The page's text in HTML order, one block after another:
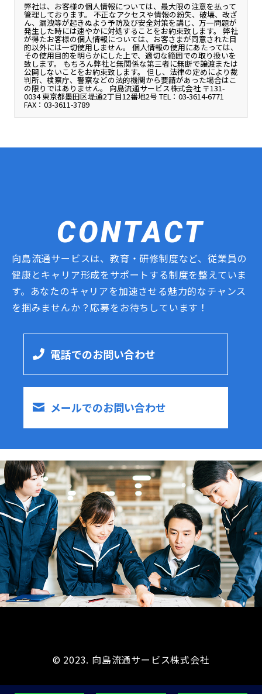
弊社は、お客様の個人情報については、最大限の注意を払って
管理しております。 不正なアクセスや情報の紛失、破壊、改ざ
ん、漏洩等が起きぬよう予防及び安全対策を講じ、万一問題が
発生した時には速やかに対処することをお約束致します。 弊社
が得たお客様の個人情報については、お客さまが同意された目
的以外には一切使用しません。 個人情報の使用にあたっては、
その使用目的を明らかにした上で、適切な範囲での取り扱いを
致します。 もちろん弊社と無関係な第三者に無断で譲渡または
公開しないことをお約束致します。 但し、法律の定めにより裁
判所、検察庁、警察などの法的機関から要請があった場合はこ
の限りではありません。 向島流通サービス株式会社 〒131-
0034 東京都墨田区堤通2丁目12番地2号 TEL：03-3614-6771
FAX：03-3611-3789
CONTACT
向島流通サービスは、教育・研修制度など、従業員の
健康とキャリア形成をサポートする制度を整えていま
す。あなたのキャリアを加速させる魅力的なチャンス
を掴みませんか？応募をお待ちしています！
電話でのお問い合わせ
メールでのお問い合わせ
© 2023. 向島流通サービス株式会社